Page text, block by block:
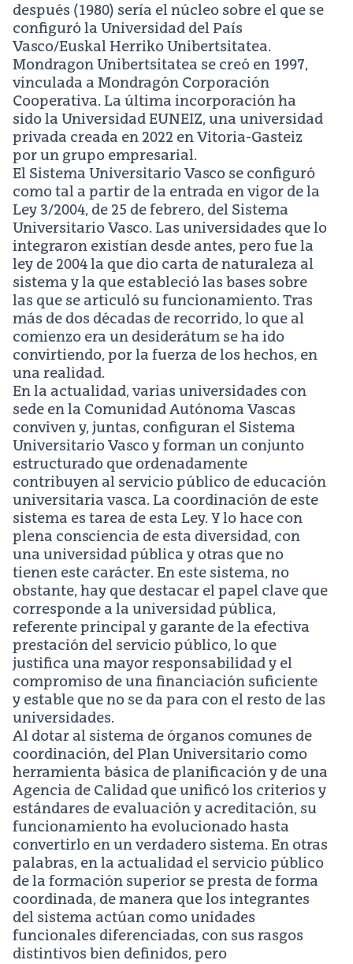
después (1980) sería el núcleo sobre el que se
configuró la Universidad del País
Vasco/Euskal Herriko Unibertsitatea.
Mondragon Unibertsitatea se creó en 1997,
vinculada a Mondragón Corporación
Cooperativa. La última incorporación ha
sido la Universidad EUNEIZ, una universidad
privada creada en 2022 en Vitoria-Gasteiz
por un grupo empresarial.
El Sistema Universitario Vasco se configuró
como tal a partir de la entrada en vigor de la
Ley 3/2004, de 25 de febrero, del Sistema
Universitario Vasco. Las universidades que lo
integraron existían desde antes, pero fue la
ley de 2004 la que dio carta de naturaleza al
sistema y la que estableció las bases sobre
las que se articuló su funcionamiento. Tras
más de dos décadas de recorrido, lo que al
comienzo era un desiderátum se ha ido
convirtiendo, por la fuerza de los hechos, en
una realidad.
En la actualidad, varias universidades con
sede en la Comunidad Autónoma Vascas
conviven y, juntas, configuran el Sistema
Universitario Vasco y forman un conjunto
estructurado que ordenadamente
contribuyen al servicio público de educación
universitaria vasca. La coordinación de este
sistema es tarea de esta Ley. Y lo hace con
plena consciencia de esta diversidad, con
una universidad pública y otras que no
tienen este carácter. En este sistema, no
obstante, hay que destacar el papel clave que
corresponde a la universidad pública,
referente principal y garante de la efectiva
prestación del servicio público, lo que
justifica una mayor responsabilidad y el
compromiso de una financiación suficiente
y estable que no se da para con el resto de las
universidades.
Al dotar al sistema de órganos comunes de
coordinación, del Plan Universitario como
herramienta básica de planificación y de una
Agencia de Calidad que unificó los criterios y
estándares de evaluación y acreditación, su
funcionamiento ha evolucionado hasta
convertirlo en un verdadero sistema. En otras
palabras, en la actualidad el servicio público
de la formación superior se presta de forma
coordinada, de manera que los integrantes
del sistema actúan como unidades
funcionales diferenciadas, con sus rasgos
distintivos bien definidos, pero